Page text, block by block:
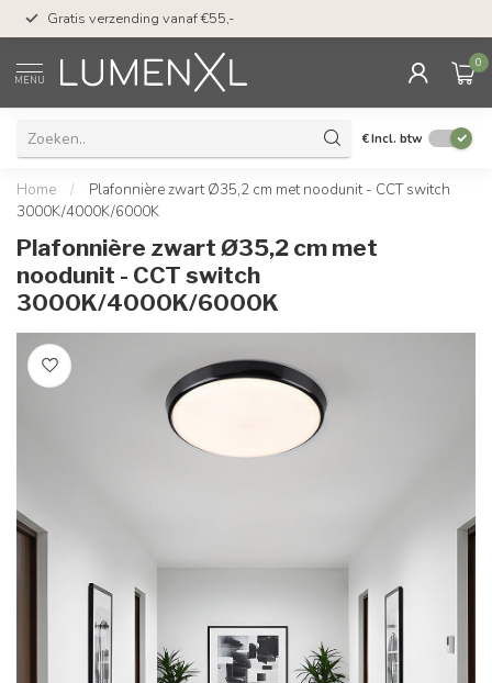
Gratis verzending vanaf €55,-
MENU
0
€Incl. btw
Home /
Plafonnière zwart Ø35,2 cm met noodunit - CCT switch
3000K/4000K/6000K
Plafonnière zwart Ø35,2 cm met
noodunit - CCT switch
3000K/4000K/6000K